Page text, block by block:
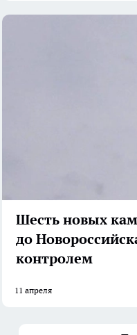
Шесть новых
до
контролем
11 апреля